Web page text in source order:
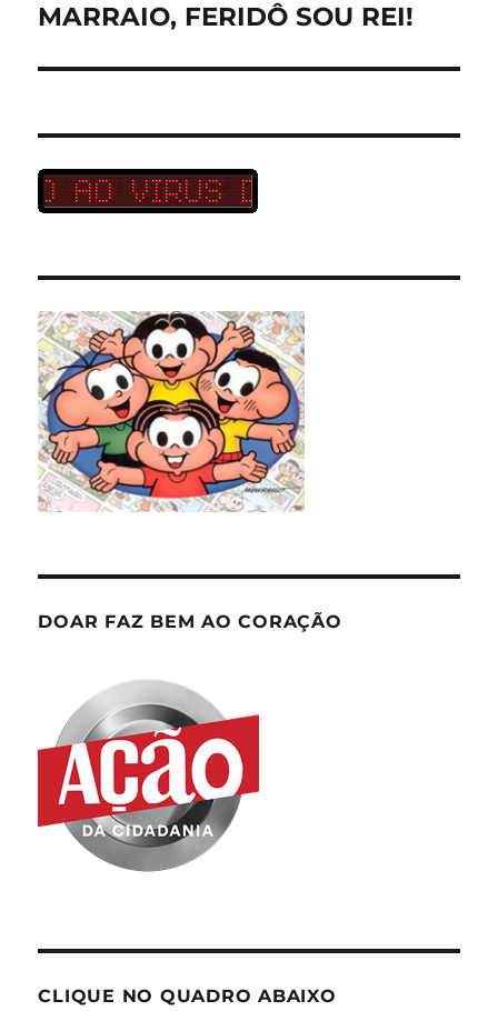
Próximo
MARRAIO, FERIDÔ SOU REI!
DOAR FAZ BEM AO CORAÇÃO
CLIQUE NO QUADRO ABAIXO